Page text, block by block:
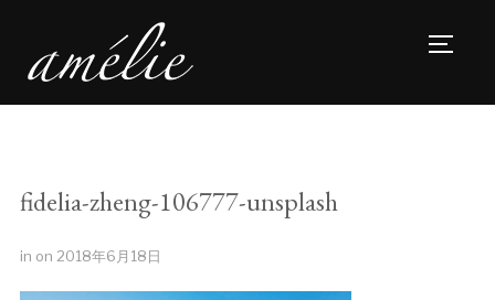
fidelia-zheng-106777-unsplash
in on 2018年6月18日